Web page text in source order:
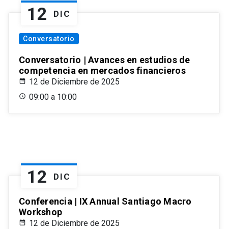
12 DIC
Conversatorio
Conversatorio | Avances en estudios de
competencia en mercados financieros
12 de Diciembre de 2025
09:00 a 10:00
12 DIC
Conferencia | IX Annual Santiago Macro
Workshop
12 de Diciembre de 2025